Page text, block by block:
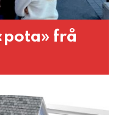
frå